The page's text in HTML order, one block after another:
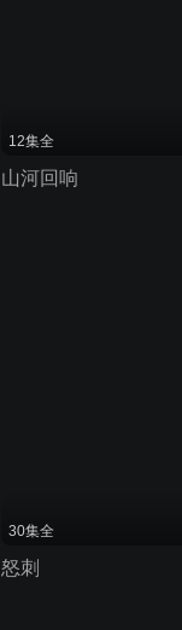
12集全
山河回响
30集全
怒刺